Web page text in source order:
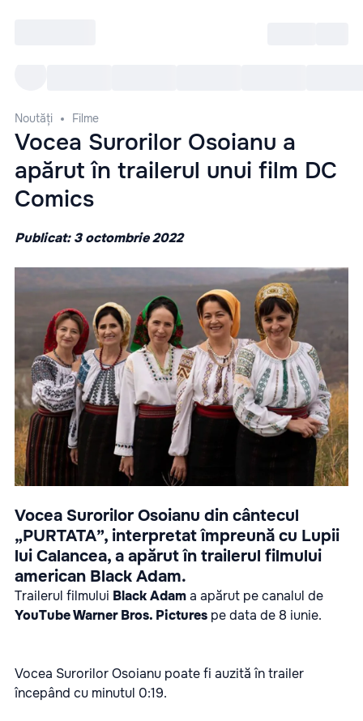
Noutăți Filme
Vocea Surorilor Osoianu a
apărut în trailerul unui film DC
Comics
Publicat: 3 octombrie 2022
Vocea Surorilor Osoianu din cântecul
„PURTATA”, interpretat împreună cu Lupii
lui Calancea, a apărut în trailerul filmului
american Black Adam.
Trailerul filmului Black Adama apărut pe canalul de
YouTube Warner Bros. Pictures pe data de 8 iunie.
Vocea Surorilor Osoianu poate fi auzită în trailer
începând cu minutul 0:19.